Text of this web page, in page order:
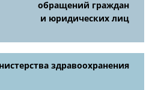
обращений граждан
и юридических лиц
здравоохранения